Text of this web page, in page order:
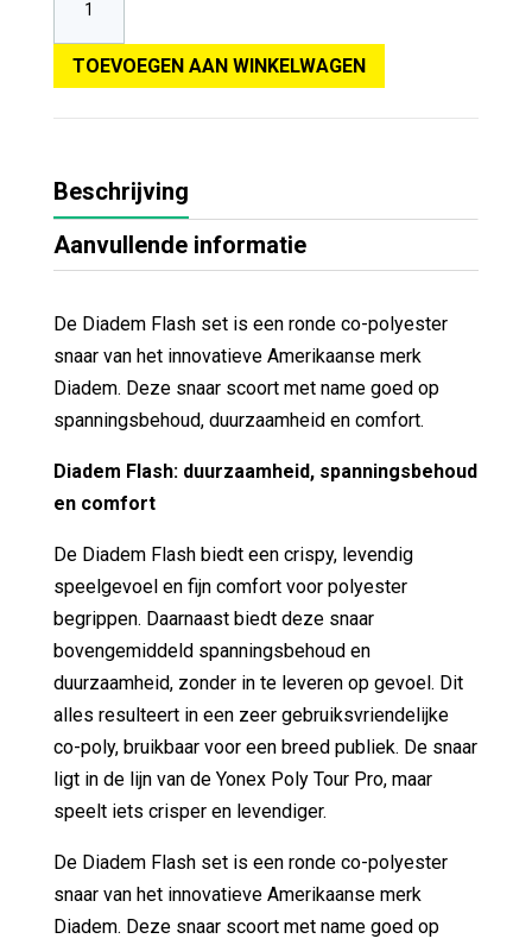
TOEVOEGEN AAN WINKELWAGEN
Beschrijving
Aanvullende informatie
De Diadem Flash set is een ronde co-polyester
snaar van het innovatieve Amerikaanse merk
Diadem. Deze snaar scoort met name goed op
spanningsbehoud, duurzaamheid en comfort.
Diadem Flash: duurzaamheid, spanningsbehoud
en comfort
De Diadem Flash biedt een crispy, levendig
speelgevoel en fijn comfort voor polyester
begrippen. Daarnaast biedt deze snaar
bovengemiddeld spanningsbehoud en
duurzaamheid, zonder in te leveren op gevoel. Dit
alles resulteert in een zeer gebruiksvriendelijke
co-poly, bruikbaar voor een breed publiek. De snaar
ligt in de lijn van de Yonex Poly Tour Pro, maar
speelt iets crisper en levendiger.
De Diadem Flash set is een ronde co-polyester
snaar van het innovatieve Amerikaanse merk
Diadem. Deze snaar scoort met name goed op